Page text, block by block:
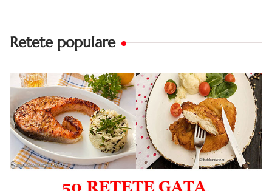
Retete populare